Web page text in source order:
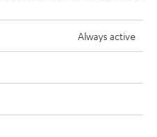
enthalten. Etwaige
Always active